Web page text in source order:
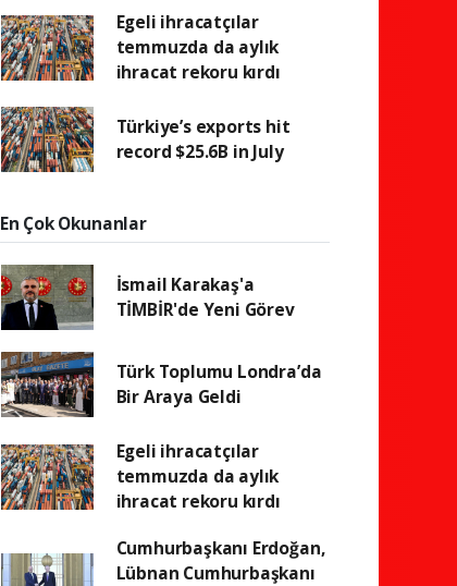
Egeli ihracatçılar
temmuzda da aylık
ihracat rekoru kırdı
Türkiye’s exports hit
record $25.6B in July
En Çok Okunanlar
İsmail Karakaş'a
TİMBİR'de Yeni Görev
Türk Toplumu Londra’da
Bir Araya Geldi
Egeli ihracatçılar
temmuzda da aylık
ihracat rekoru kırdı
Cumhurbaşkanı Erdoğan,
Lübnan Cumhurbaşkanı